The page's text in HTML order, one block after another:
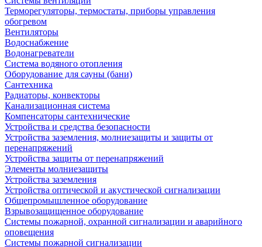
Терморегуляторы, термостаты, приборы управления
обогревом
Вентиляторы
Водоснабжение
Водонагреватели
Система водяного отопления
Оборудование для сауны (бани)
Сантехника
Радиаторы, конвекторы
Канализационная система
Компенсаторы сантехнические
Устройства и средства безопасности
Устройства заземления, молниезащиты и защиты от
перенапряжений
Устройства защиты от перенапряжений
Элементы молниезащиты
Устройства заземления
Устройства оптической и акустической сигнализации
Общепромышленное оборудование
Взрывозащищенное оборудование
Системы пожарной, охранной сигнализации и аварийного
оповещения
Системы пожарной сигнализации